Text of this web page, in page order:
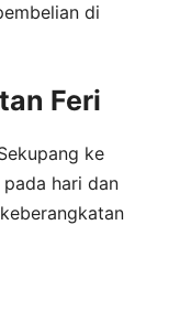
di
Feri
ke
hari dan